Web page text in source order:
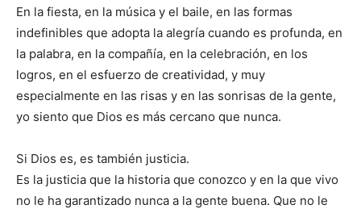
En la fiesta, en la música y el baile, en las formas
indefinibles que adopta la alegría cuando es profunda, en
la palabra, en la compañía, en la celebración, en los
logros, en el esfuerzo de creatividad, y muy
especialmente en las risas y en las sonrisas de la gente,
yo siento que Dios es más cercano que nunca.
Si Dios es, es también justicia.
Es la justicia que la historia que conozco y en la que vivo
no le ha garantizado nunca a la gente buena. Que no le